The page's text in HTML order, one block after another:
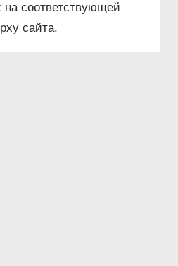
на соответствующей
сайта.